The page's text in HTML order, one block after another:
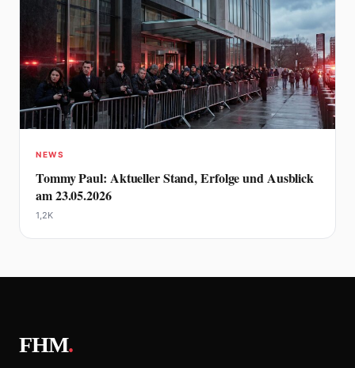
NEWS
Tommy Paul: Aktueller Stand, Erfolge und Ausblick
am 23.05.2026
1,2K
FHM.